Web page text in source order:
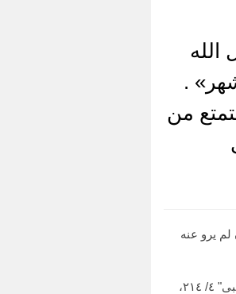
.
من
ويحيى بن حكيم بن صفوان لم يرو عنه
وأخرجه البخاري (٥٠٥٢) و (٥٠٥٤)، ومسلم (١١٥٩) (١٨٢) و (١٨٣) و (١٨٤)، وأبو داود (١٣٩٥)، والترمذي (٣١٧٥) و (٣١٧٦)، والنسائي في "المجتبى" ٤/ ٢١٤،